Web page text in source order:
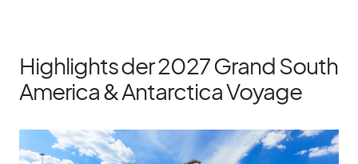
Highlights der 2027 Grand South
America & Antarctica Voyage